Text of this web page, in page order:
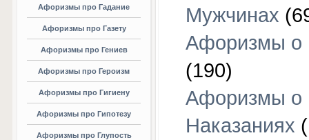
Афоризмы про Гадание
Афоризмы про Газету
Афоризмы про Гениев
Афоризмы про Героизм
Афоризмы про Гигиену
Афоризмы про Гипотезу
Афоризмы про Глупость
Мужчинах
Афоризмы о
(190)
Афоризмы о
Наказаниях